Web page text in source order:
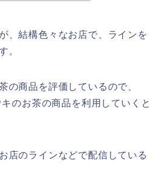
、結構色々なお店で、ラインを
。
の商品を評価しているので、
のお茶の商品を利用していくと
店のラインなどで配信している